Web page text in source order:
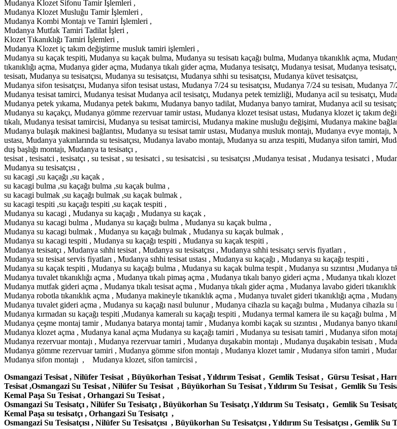
Mudanya Klozet Sifonu Tamir İşlemleri ,
Mudanya Klozet Musluğu Tamir İşlemleri ,
Mudanya Kombi Montajı ve Tamiri İşlemleri ,
Mudanya Mutfak Tamiri Tadilat İşleri ,
Klozet Tıkanıklığı Tamiri İşlemleri ,
Mudanya Klozet iç takım değiştirme musluk tamiri işlemleri ,
Mudanya su kaçak tespiti, Mudanya su kaçak bulma, Mudanya su tesisatı kaçağı bulma, Mudanya tıkanıklık açma,
tıkanıklığı açma, Mudanya gider açma, Mudanya tıkalı gider açma, Mudanya tesisatçı, Mudanya tesisat, Mudanya
tesisatı, Mudanya su tesisatçısı, Mudanya su tesisatçısı, Mudanya sıhhi su tesisatçısı, Mudanya küvet tesisatçısı,
Mudanya sifon tesisatçısı, Mudanya sifon tesisat ustası, Mudanya 7/24 su tesisatçısı, Mudanya 7/24 su tesisatı,
Mudanya tesisat tamirci, Mudanya tesisat Mudanya acil tesisatçı, Mudanya petek temizliği, Mudanya acil su tesisatçı,
Mudanya petek yıkama, Mudanya petek bakımı, Mudanya banyo tadilat, Mudanya banyo tamirat, Mudanya acil su
Mudanya su kaçakçı, Mudanya gömme rezervuar tamir ustası, Mudanya klozet tesisat ustası, Mudanya klozet iç takım
tıkalı, Mudanya tesisat tamircisi, Mudanya su tesisat tamircisi, Mudanya makine musluğu değişimi, Mudanya makine
Mudanya bulaşık makinesi bağlantısı, Mudanya su tesisat tamir ustası, Mudanya musluk montajı, Mudanya evye
ustası, Mudanya yakınlarında su tesisatçısı, Mudanya lavabo montajı, Mudanya su arıza tespiti, Mudanya sifon tamiri,
duş başlığı montajı, Mudanya ta tesisatçı ,
tesisat , tesisatci , tesisatçı , su tesisat , su tesisatci , su tesisatcisi , su tesisatçısı ,Mudanya tesisat , Mudanya tesisatci ,
Mudanya su tesisatçısı ,
su kacagi ,su kaçağı ,su kaçak ,
su kacagi bulma ,su kaçağı bulma ,su kaçak bulma ,
su kacagi bulmak ,su kaçağı bulmak ,su kaçak bulmak ,
su kacagi tespiti ,su kaçağı tespiti ,su kaçak tespiti ,
Mudanya su kacagi , Mudanya su kaçağı , Mudanya su kaçak ,
Mudanya su kacagi bulma , Mudanya su kaçağı bulma , Mudanya su kaçak bulma ,
Mudanya su kacagi bulmak , Mudanya su kaçağı bulmak , Mudanya su kaçak bulmak ,
Mudanya su kacagi tespiti , Mudanya su kaçağı tespiti , Mudanya su kaçak tespiti ,
Mudanya tesisatçı , Mudanya sıhhi tesisat , Mudanya su tesisatçısı , Mudanya sıhhi tesisatçı servis fiyatları ,
Mudanya su tesisat servis fiyatları , Mudanya sıhhi tesisat ustası , Mudanya su kaçağı , Mudanya su kaçağı tespiti ,
Mudanya su kaçak tespiti , Mudanya su kaçağı bulma , Mudanya su kaçak bulma tespit , Mudanya su sızıntısı ,Mudanya
Mudanya tuvalet tıkanıklığı açma , Mudanya tıkalı pimaş açma , Mudanya tıkalı banyo gideri açma , Mudanya tıkalı klozet
Mudanya mutfak gideri açma , Mudanya tıkalı tesisat açma , Mudanya tıkalı gider açma , Mudanya lavabo gideri
Mudanya robotla tıkanıklık açma , Mudanya makineyle tıkanıklık açma , Mudanya tuvalet gideri tıkanıklığı açma ,
Mudanya tuvalet gideri açma , Mudanya su kaçağı nasıl bulunur , Mudanya cihazla su kaçağı bulma , Mudanya cihazla su
Mudanya kırmadan su kaçağı tespiti ,Mudanya kameralı su kaçağı tespiti , Mudanya termal kamera ile su kaçağı bulma ,
Mudanya çeşme montaj tamir , Mudanya batarya montaj tamir , Mudanya kombi kaçak su sızıntısı , Mudanya banyo
Mudanya klozet açma , Mudanya kanal açma Mudanya su kaçağı tamiri , Mudanya su tesisatı tamiri , Mudanya sifon
Mudanya rezervuar montajı , Mudanya rezervuar tamiri , Mudanya duşakabin montajı , Mudanya duşakabin tesisatı ,
Mudanya gömme rezervuar tamiri , Mudanya gömme sifon montajı , Mudanya klozet tamir , Mudanya sifon tamiri ,
Mudanya sifon montajı , Mudanya klozet, sifon tamircisi ,
Osmangazi Tesisat , Nilüfer Tesisat , Büyükorhan Tesisat , Yıldırım Tesisat , Gemlik Tesisat , Gürsu Tesisat ,
Tesisat ,Osmangazi Su Tesisat , Nilüfer Su Tesisat , Büyükorhan Su Tesisat , Yıldırım Su Tesisat , Gemlik Su
Kemal Paşa Su Tesisat , Orhangazi Su Tesisat ,
Osmangazi Su Tesisatçı , Nilüfer Su Tesisatçı , Büyükorhan Su Tesisatçı ,Yıldırım Su Tesisatçı , Gemlik Su
Kemal Paşa su tesisatçı , Orhangazi Su Tesisatçı ,
Osmangazi Su Tesisatçısı , Nilüfer Su Tesisatçısı , Büyükorhan Su Tesisatçısı , Yıldırım Su Tesisatçısı , Gemlik Su